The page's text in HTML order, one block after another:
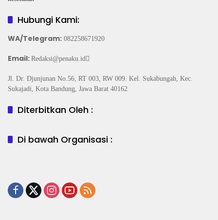
Hubungi Kami:
WA/Telegram: 082258671920
Email: Redaksi@penaku.id
Jl. Dr. Djunjunan No.56, RT 003, RW 009. Kel. Sukabungah, Kec.
Sukajadi, Kota Bandung, Jawa Barat 40162
Diterbitkan Oleh :
Di bawah Organisasi :